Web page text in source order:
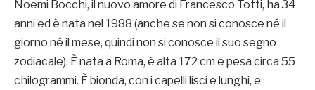
Noemi Bocchi, il nuovo amore di Francesco Totti, ha 34
anni ed è nata nel 1988 (anche se non si conosce né il
giorno né il mese, quindi non si conosce il suo segno
zodiacale). È nata a Roma, è alta 172 cm e pesa circa 55
chilogrammi. È bionda, con i capelli lisci e lunghi, e